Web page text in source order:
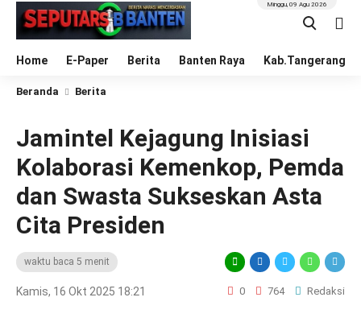
Home E-Paper Berita Banten Raya Kab.Tangerang
Minggu, 09 Agu 2026
Beranda Berita
Jamintel Kejagung Inisiasi
Kolaborasi Kemenkop, Pemda
dan Swasta Sukseskan Asta
Cita Presiden
waktu baca 5 menit
Kamis, 16 Okt 2025 18:21 0 764 Redaksi